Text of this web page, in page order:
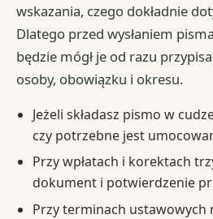
wskazania, czego dokładnie
Dlatego przed wysłaniem
będzie mógł je od razu
osoby, obowiązku i okresu.
Jeżeli składasz pismo w
czy potrzebne jest
Przy wpłatach i korektach
dokument i potwierdzenie
Przy terminach ustawowych